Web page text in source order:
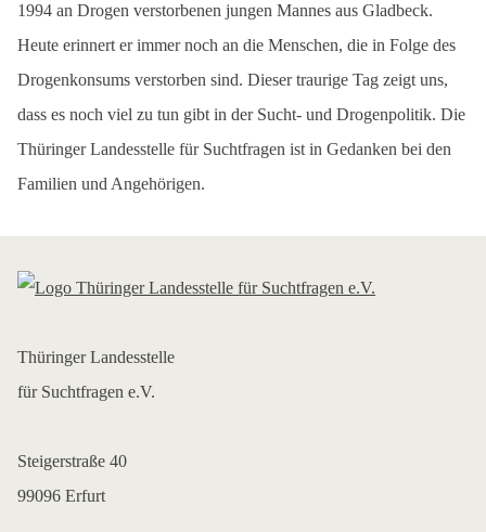
1994 an Drogen verstorbenen jungen Mannes aus Gladbeck.
Heute erinnert er immer noch an die Menschen, die in Folge des
Drogenkonsums verstorben sind. Dieser traurige Tag zeigt uns,
dass es noch viel zu tun gibt in der Sucht- und Drogenpolitik. Die
Thüringer Landesstelle für Suchtfragen ist in Gedanken bei den
Familien und Angehörigen.
Thüringer Landesstelle
für Suchtfragen e.V.
Steigerstraße 40
99096 Erfurt